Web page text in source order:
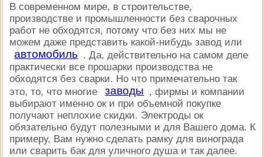
В современном мире, в строительстве,
производстве и промышленности без сварочных
работ не обходятся, потому что без них мы не
можем даже представить какой-нибудь завод или
автомобиль . Да, действительно на самом деле
практически все прошарки производства не
обходятся без сварки. Но что примечательно так
это, то, что многие
заводы , фирмы и компании
выбирают именно ок и при объемной покупке
получают неплохие скидки. Электроды ок
обязательно будут полезными и для Вашего дома. К
примеру, Вам нужно сделать рамку для винограда
или сварить бак для уличного душа и так далее.